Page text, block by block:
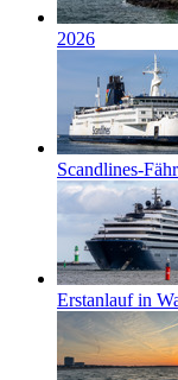
2026
Scandlines-
Erstanlauf in